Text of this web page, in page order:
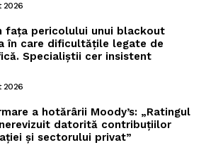
2026
fața pericolului unui blackout
în care dificultățile legate de
Specialiștii cer insistent
2026
a hotărârii Moody’s: „Ratingul
datorită contribuțiilor
și sectorului privat”